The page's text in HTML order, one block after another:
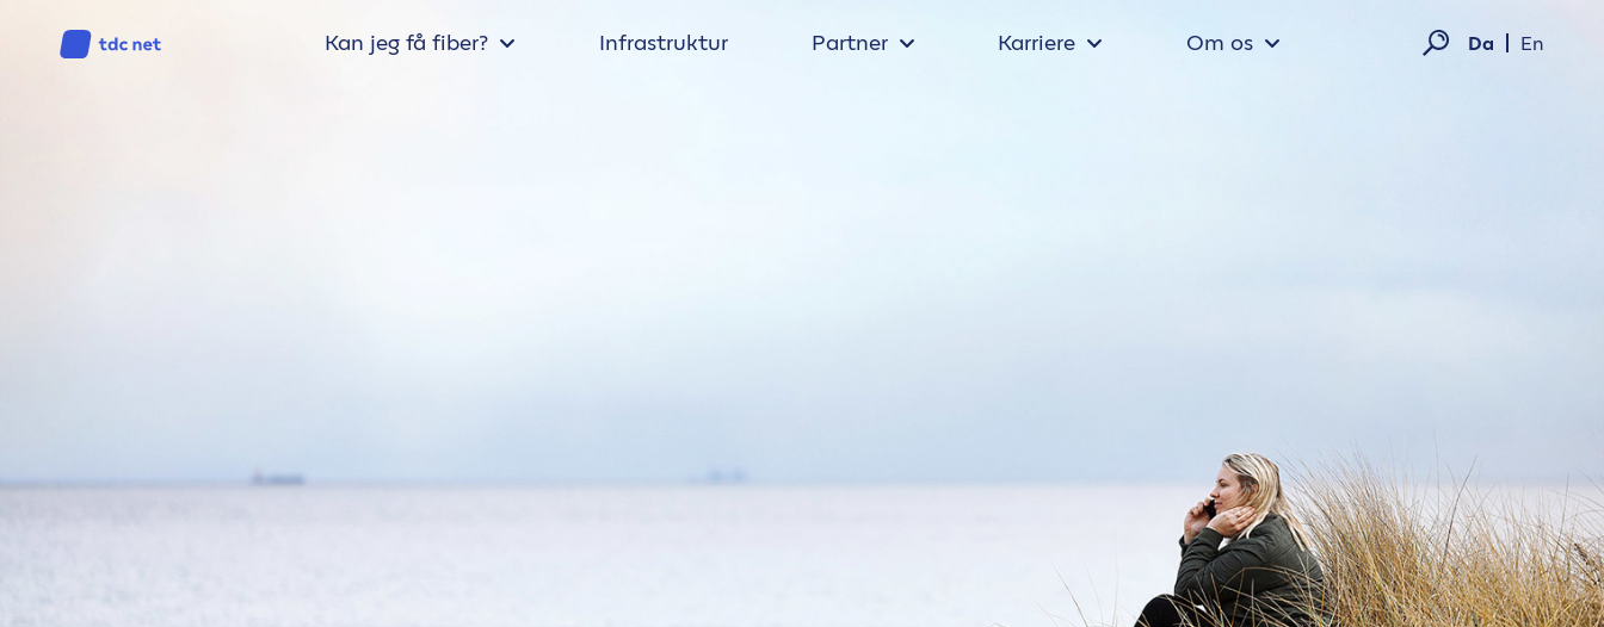
Kan jeg få fiber? Infrastruktur Partner Karriere Om os Da En